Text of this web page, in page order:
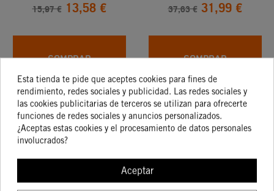
AYUDA A REMOLCAR
KTM EXC, SX Y XC
04-13
15,97 € 13,58 €
COMPRAR
37,63 € 31,99 €
COMPRAR
-15%
KTM PHDS SOPORTE
-15%
PASTILLAS FRENO
Esta tienda te pide que aceptes cookies para fines de
rendimiento, redes sociales y publicidad. Las redes sociales y
las cookies publicitarias de terceros se utilizan para ofrecerte
funciones de redes sociales y anuncios personalizados.
¿Aceptas estas cookies y el procesamiento de datos personales
involucrados?
Aceptar